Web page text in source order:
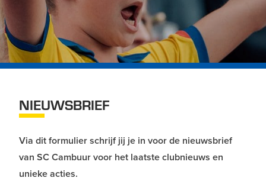
NIEUWSBRIEF
Via dit formulier schrijf jij je in voor de nieuwsbrief
van SC Cambuur voor het laatste clubnieuws en
unieke acties.